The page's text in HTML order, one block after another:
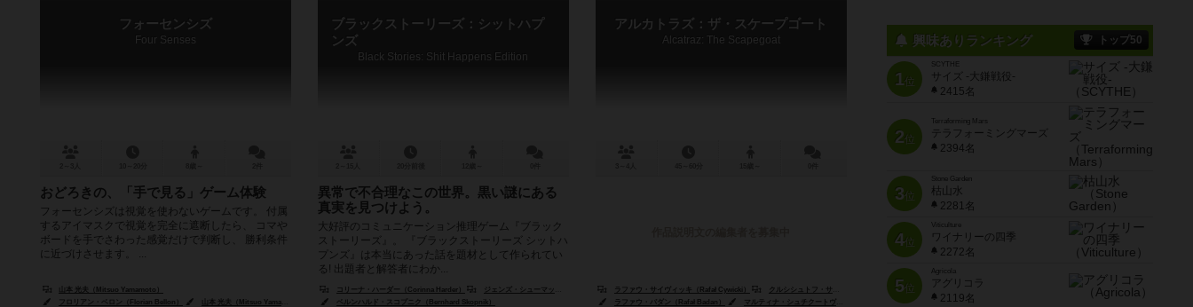
フォーセンシズ
Four Senses
おどろきの、「手で見る」ゲーム体験
フォーセンシズは視覚を使わないゲームです。 付属
するアイマスクで視覚を完全に遮断したら、 コマや
ボードを手でさわった感覚だけで判断し、 勝利条件
に近づけさせます。 ...
山本 光夫（Mitsuo Yamamoto）
フロリアン・ベロン（Florian Bellon）
山本 光夫（Mitsuo Yamamoto）
ブラックストーリーズ：シットハプ
ンズ
Black Stories: Shit Happens Edition
異常で不合理なこの世界。黒い謎にある
真実を見つけよう。
大好評のコミュニケーション推理ゲーム『ブラック
ストーリーズ』。 『ブラックストーリーズ シットハ
プンズ』は本当にあった話を題材として作られてい
る! 出題者と解答者にわか...
コリーナ・ハーダー（Corinna Harder）
ジェンズ・シューマッハ（Jens Schumacher）
ベルンハルド・スコプニク（Bernhard Skopnik）
アルカトラズ：ザ・スケープゴート
Alcatraz: The Scapegoat
ラファウ・サイヴィッキ（Rafał Cywicki） クルシシュトフ・サイウィッキー（Krzysztof Cywicki）
クリストフ・ハナス（Krzysztof Hanusz）
ラファウ・バダン（Rafał Badan）
マルティナ・シュチクートヴィチ（Martyna Szczykutowicz）
興味ありランキング トップ50
1位
SCYTHE
サイズ -大鎌戦役-
2415名
2位
Terraforming Mars
テラフォーミングマーズ
2394名
3位
Stone Garden
枯山水
2281名
4位
Viticulture
ワイナリーの四季
2272名
5位
Agricola
アグリコラ
2119名